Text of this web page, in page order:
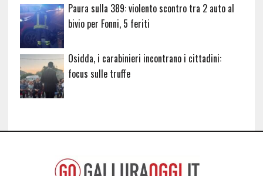
Paura sulla 389: violento scontro tra 2 auto al
bivio per Fonni, 5 feriti
Osidda, i carabinieri incontrano i cittadini:
focus sulle truffe